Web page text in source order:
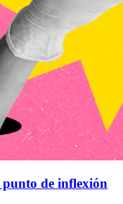
punto de inflexión